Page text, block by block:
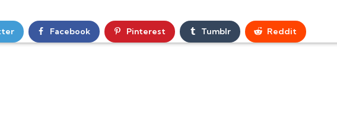
Facebook Pinterest Tumblr Reddit